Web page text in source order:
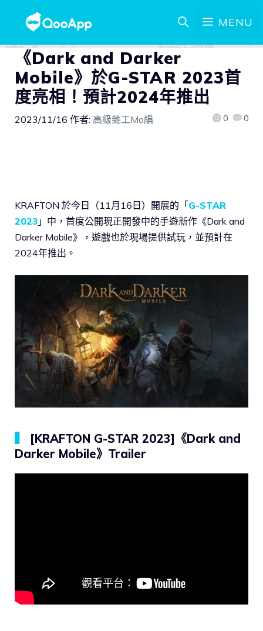
MENU
《Dark and Darker
Mobile》於G-STAR 2023首
度亮相！預計2024年推出
2023/11/16 作者: 高級雜工Mo編 0 0
KRAFTON 於今日（11月16日）開展的「G-STAR
2023 」中，首度公開現正開發中的手遊新作《Dark and
Darker Mobile》，遊戲也於現場提供試玩，並預計在
2024年推出。
[KRAFTON G-STAR 2023]《Dark and
Darker Mobile》Trailer